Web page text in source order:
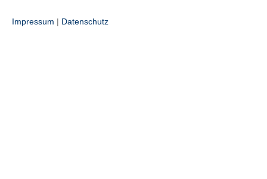
Impressum | Datenschutz